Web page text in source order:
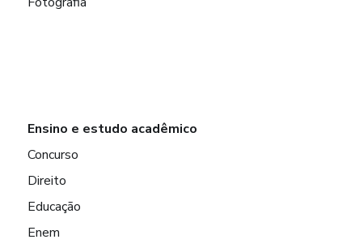
Ensino e estudo acadêmico
Concurso
Direito
Educação
Enem